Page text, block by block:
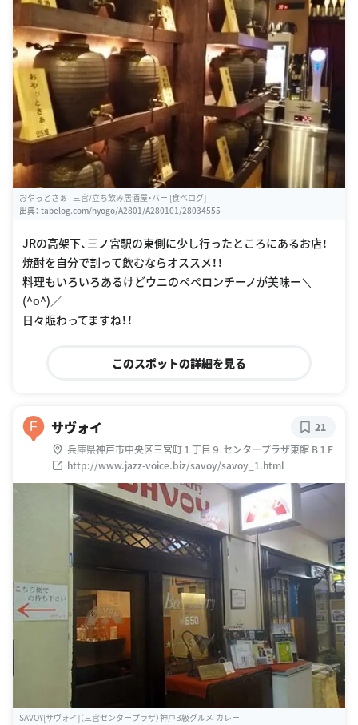
おやっとさぁ - 三宮/立ち飲み居酒屋・バー [食べログ]
出典： tabelog.com/hyogo/A2801/A280101/28034555
JRの高架下、三ノ宮駅の東側に少し行ったところにあるお店！
焼酎を自分で割って飲むならオススメ！！
料理もいろいろあるけどウニのペペロンチーノが美味ー＼
(^o^)／
日々賑わってますね！！
このスポットの詳細を見る
F サヴォイ
兵庫県神戸市中央区三宮町１丁目９ センタープラザ東館 B１F
http://www.jazz-voice.biz/savoy/savoy_1.html
21
SAVOY[サヴォイ]（三宮センタープラザ）神戸B級グルメ-カレー